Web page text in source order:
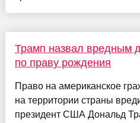
Трамп назвал вредным
по праву рождения
Право на американское
на территории страны
президент США Дональд